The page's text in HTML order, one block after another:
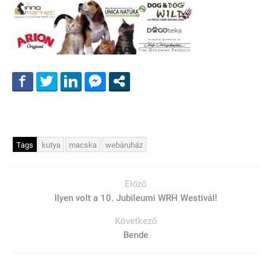
Tags kutya macska webáruház
Előző
Ilyen volt a 10. Jubileumi WRH Westivál!
Következő
Bende